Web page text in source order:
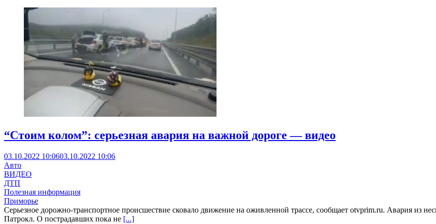
“Стоим колом”: серьезная авария на важной дороге — видео
03.10.2022 10:0603.10.2022 10:06
Авто
ВИДЕО
ДТП
Полезная информация
Приморье
Серьезное дорожно-транспортное происшествие сковало движение на оживленной трассе, сообщает otvprim.ru. Авария из
Патрокл. О пострадавших пока не [...]